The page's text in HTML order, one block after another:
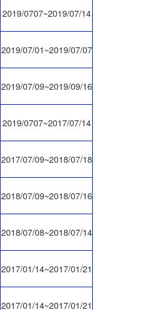
2019/0707~2019/07/14
2019/07/01~2019/07/07
2019/07/09~2019/09/16
2019/0707~2017/07/14
2017/07/09~2018/07/18
2018/07/09~2018/07/16
2018/07/08~2018/07/14
2017/01/14~2017/01/21
2017/01/14~2017/01/21